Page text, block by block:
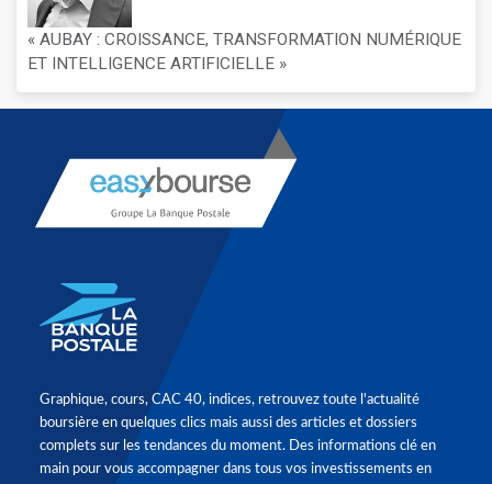
« AUBAY : CROISSANCE, TRANSFORMATION NUMÉRIQUE
ET INTELLIGENCE ARTIFICIELLE »
Graphique, cours, CAC 40, indices, retrouvez toute l'actualité
boursière en quelques clics mais aussi des articles et dossiers
complets sur les tendances du moment. Des informations clé en
main pour vous accompagner dans tous vos investissements en